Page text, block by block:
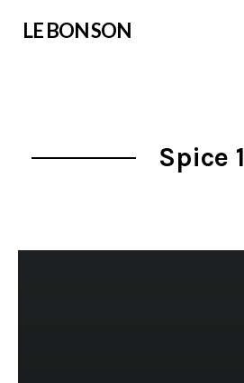
LE BON SON
Spice 1